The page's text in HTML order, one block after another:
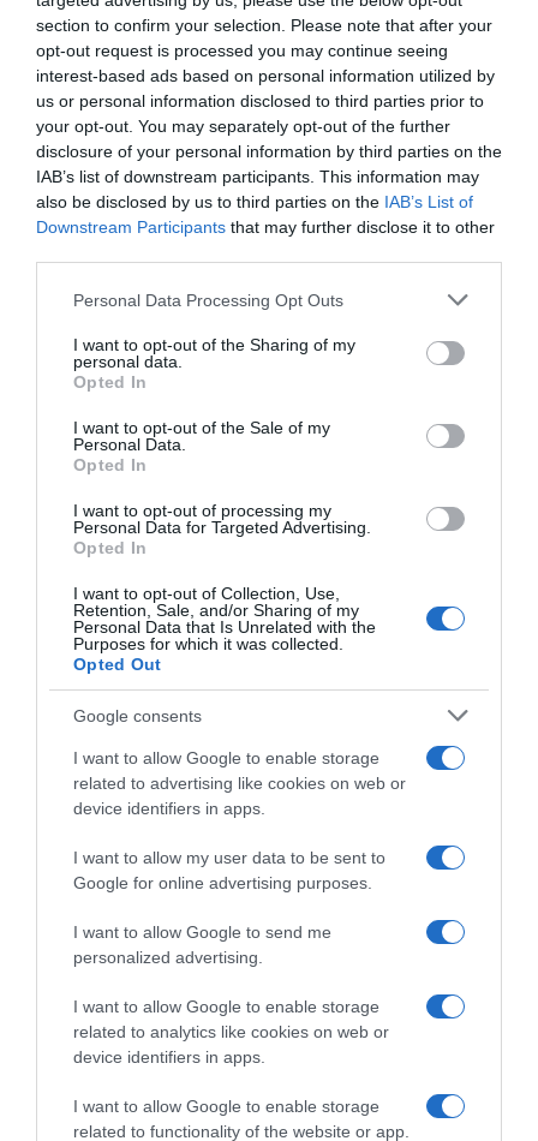
section to confirm your selection. Please note that after your
opt-out request is processed you may continue seeing
interest-based ads based on personal information utilized by
us or personal information disclosed to third parties prior to
your opt-out. You may separately opt-out of the further
disclosure of your personal information by third parties on the
IAB’s list of downstream participants. This information may
also be disclosed by us to third parties on the IAB’s List of
Downstream Participants that may further disclose it to other
Please note that this website/app uses one or more Google
not limited to your visit or usage behaviour. You may click to
grant or deny consent to Google and its third-party tags to
use your data for below specified purposes in below Google
consent section.
Personal Data Processing Opt Outs
I want to opt-out of the Sharing of my
personal data.
Opted In
I want to opt-out of the Sale of my
Personal Data.
Opted In
I want to opt-out of processing my
Personal Data for Targeted Advertising.
Opted In
I want to opt-out of Collection, Use,
Retention, Sale, and/or Sharing of my
Personal Data that Is Unrelated with the
Purposes for which it was collected.
Opted Out
Google consents
I want to allow Google to enable storage
related to advertising like cookies on web or
device identifiers in apps.
I want to allow my user data to be sent to
Google for online advertising purposes.
I want to allow Google to send me
personalized advertising.
I want to allow Google to enable storage
related to analytics like cookies on web or
device identifiers in apps.
I want to allow Google to enable storage
related to functionality of the website or app.
Megosztás: Facebook Twitter
Címkék: párkapcsolat, házasság, Liam Payne,
gyermekvállalás,Cheryl Cole
Korábbi bejegyzések Következő bejegyzés
HASONLÓ BEJEGYZÉSEK
2026-08-06.